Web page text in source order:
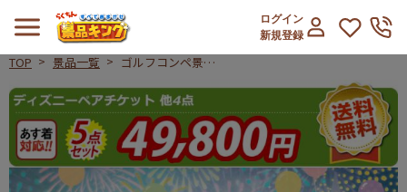
ログイン
新規登録
TOP 景品一覧
ゴルフコンペ景品
ズニーペアチケッ
ト/国産黒毛和牛
前バラすき焼き用
300g 他】A3パネ
ル・目録付き<送
料無料>
ゴルフコンペ景品5点セット【デ